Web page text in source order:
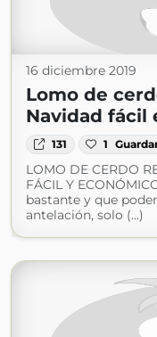
16 diciembre 2019
Lomo de
Navidad fácil
131 1
LOMO DE CERDO
FÁCIL Y
bastante y que
antelación, solo (...)